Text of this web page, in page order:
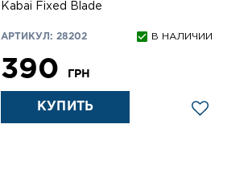
Kabai Fixed Blade
АРТИКУЛ: 28202 В НАЛИЧИИ
390 ГРН
КУПИТЬ